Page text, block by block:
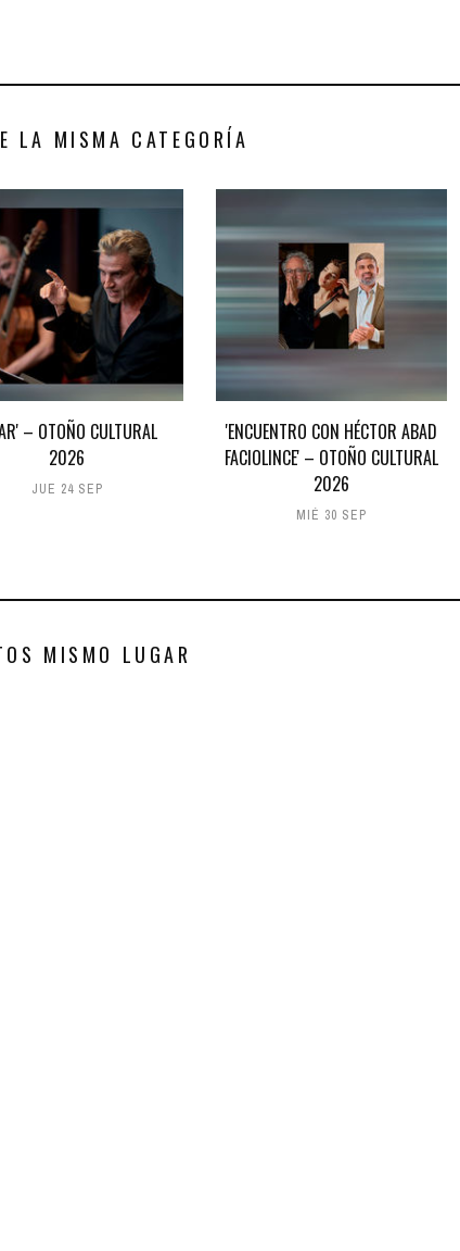
LA MISMA CATEGORÍA
– OTOÑO CULTURAL
2026
JUE 24 SEP
'ENCUENTRO CON HÉCTOR ABAD
FACIOLINCE' – OTOÑO CULTURAL
2026
MIÉ 30 SEP
MISMO LUGAR